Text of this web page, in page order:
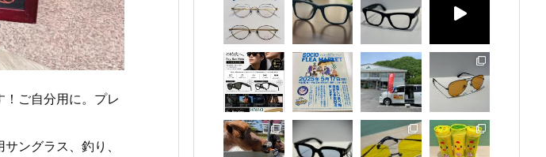
ご自分用に。プレ
ングラス、釣り、